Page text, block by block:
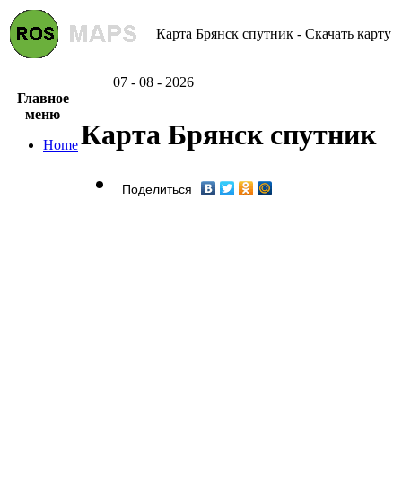
Карта Брянск спутник - Скачать карту
07 - 08 - 2026
Главное
меню
HomeКарта Брянск спутник
Поделиться